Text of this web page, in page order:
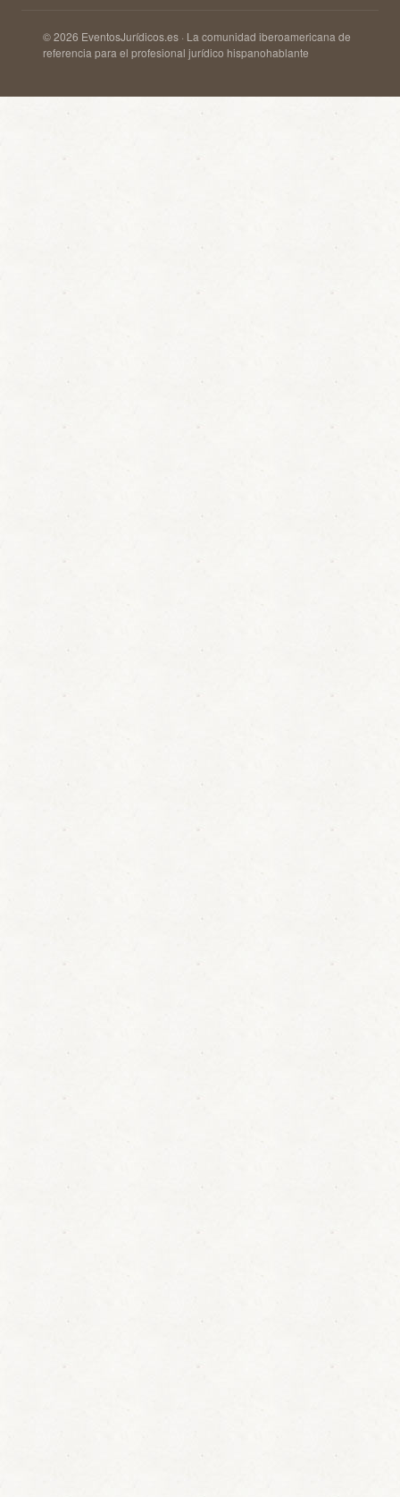
© 2026 EventosJurídicos.es · La comunidad iberoamericana de
referencia para el profesional jurídico hispanohablante